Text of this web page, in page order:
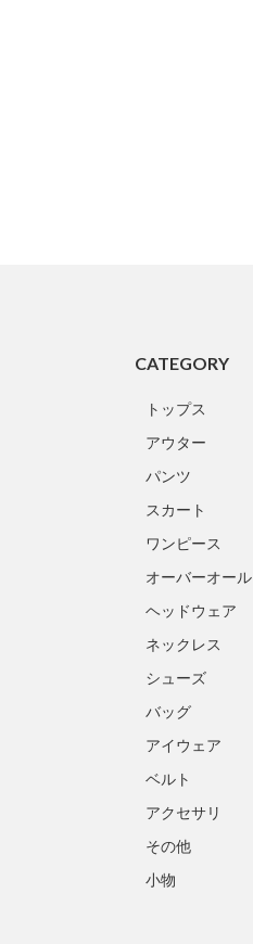
CATEGORY
トップス
アウター
パンツ
スカート
ワンピース
オーバーオール
ヘッドウェア
ネックレス
シューズ
バッグ
アイウェア
ベルト
アクセサリ
その他
小物